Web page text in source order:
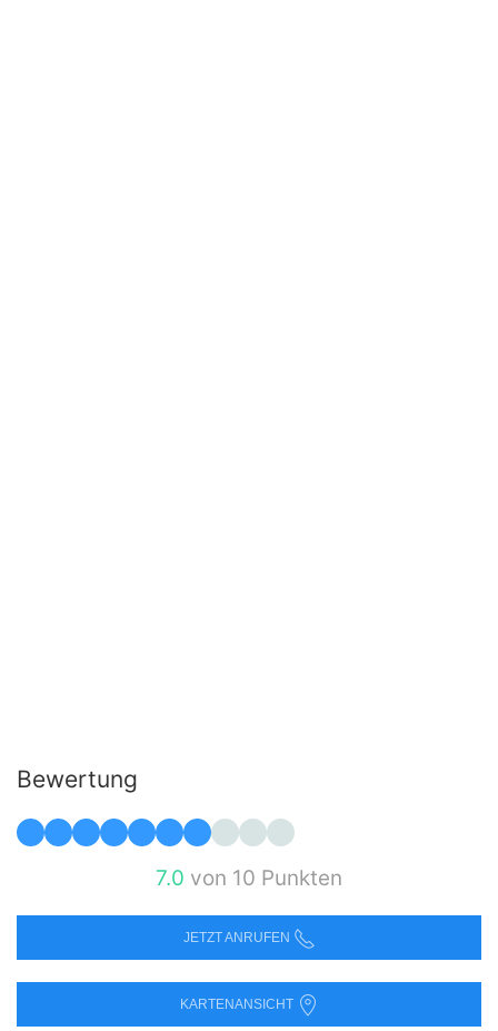
Bewertung
7.0 von 10 Punkten
JETZT ANRUFEN
KARTENANSICHT